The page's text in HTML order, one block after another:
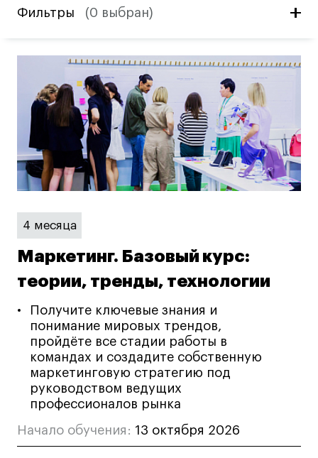
Дизайн интерьера
Современная живопись
UX/UI-дизайн
Маркетинг
Все программы
Интенсивы
Маркетинг
Контент
Интерьер
Лайфстайл
Навыки предпринимателя и управленца
Онлайн
Маркетинг и генерация лидов
Искусство
Фотография
Фильтры (0 выбран)
4 месяца
Маркетинг. Базовый курс:
теории, тренды, технологии
Получите ключевые знания и
понимание мировых трендов,
пройдёте все стадии работы в
командах и создадите собственную
маркетинговую стратегию под
руководством ведущих
профессионалов рынка
Начало обучения: 13 октября 2026